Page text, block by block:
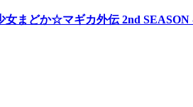
まどか☆マギカ外伝 2nd SEASON